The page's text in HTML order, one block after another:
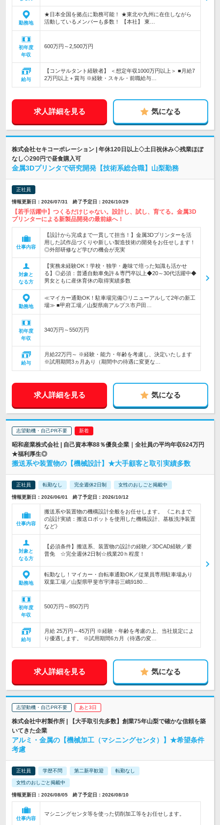
勤務地
★日本全国を拠点に勤務可能！ ★東北や九州に在住しながら
活動しているメンバーも多数！ 【本社】 東…
初年度
年収
600万円～2,500万円
給与
【コンサルタント経験者】 ＜想定年収1000万円以上＞ ■月給7
2万円以上＋賞与 ※経験・スキル・前職給与…
求人詳細を見る 気になる
株式会社セキコーポレーション | 年休120日以上◇土日祝休み◇残業ほぼ
なし◇290円で昼食購入可
金属3Dプリンタで研究開発【技術系総合職】山梨勤務
正社員
情報更新日：2026/07/31 終了予定日：2026/10/29
【若手活躍中】つくるだけじゃない。設計し、試し、育てる。金属3D
プリンターによる新製品開発の最前線へ！
仕事内容
【設計から完成まで一貫して担当！】金属3Dプリンターを活
用した試作品づくりや新しい製造技術の開発をお任せします！
◎外部研修など学びの機会が充実
対象と
なる方
【実務未経験OK！学校・独学・趣味で培った知識も活かせ
る】◎必須：普通自動車免許＆専門卒以上◆20～30代活躍中◆
男女ともに産休育休の取得実績多数
勤務地
≪マイカー通勤OK！駐車場完備◎リニューアルして2年の新工
場≫ ■甲府工場／山梨県南アルプス市戸田…
初年度
年収
340万円～550万円
給与
月給22万円～ ※経験・能力・年齢を考慮し、決定いたします
※試用期間3ヵ月あり（期間中の待遇に変更な…
求人詳細を見る 気になる
志望動機・自己PR不要
昭和産業株式会社 | 自己資本率88％優良企業｜全社員の平均年収624万円
★福利厚生◎
搬送系や装置物の【機械設計】★大手顧客と取引実績多数
正社員 転勤なし 完全週休2日制 女性のおしごと掲載中
情報更新日：2026/06/01 終了予定日：2026/10/12
仕事内容
搬送系や装置物の機構設計全般をお任せします。 《これまで
の設計実績：搬送ロボットを使用した機構設計、基板洗浄装置
など》
対象と
なる方
【必須条件】搬送系、装置物の設計の経験／3DCAD経験／要
普免 ☆完全週休2日制☆残業20ｈ程度！
勤務地
転勤なし！マイカー・自転車通勤OK／従業員専用駐車場あり
双葉工場／山梨県甲斐市宇津谷三嶋9180…
初年度
年収
500万円～850万円
給与
月給 25万円～45万円 ※経験・年齢を考慮の上、当社規定によ
り優遇します。 ※試用期間6カ月（待遇の変…
求人詳細を見る 気になる
志望動機・自己PR不要 あと3日
株式会社中村製作所 | 【大手取引先多数】創業75年山梨で確かな信頼を築
いてきた企業
アルミ・金属の【機械加工（マシニングセンタ）】★希望条件
考慮
正社員 学歴不問 第二新卒歓迎 転勤なし
女性のおしごと掲載中
情報更新日：2026/08/05 終了予定日：2026/08/10
仕事内容
マシニングセンタ等を使った切削加工等をお任せします。